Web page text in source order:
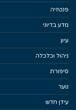
פנטזיה
מדע בדיוני
עיון
ניהול וכלכלה
סיפורת
נוער
עידן חדש